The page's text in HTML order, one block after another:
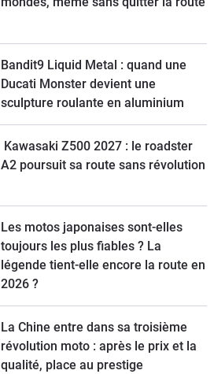
Bandit9 Liquid Metal : quand une
Ducati Monster devient une
sculpture roulante en aluminium
Kawasaki Z500 2027 : le roadster
A2 poursuit sa route sans révolution
Les motos japonaises sont-elles
toujours les plus fiables ? La
légende tient-elle encore la route en
2026 ?
La Chine entre dans sa troisième
révolution moto : après le prix et la
qualité, place au prestige